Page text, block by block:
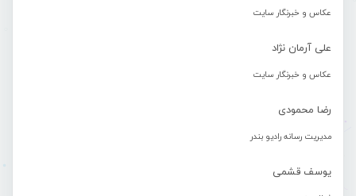
عکاس و خبرنگار سایت
علی آرمان نژاد
عکاس و خبرنگار سایت
رضا محمودی
مدیریت رسانه رادیو بندر
یوسف قشمی